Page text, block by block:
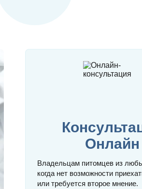
Онлайн
Владельцам питомцев из
когда нет возможности
или требуется второе мнение.